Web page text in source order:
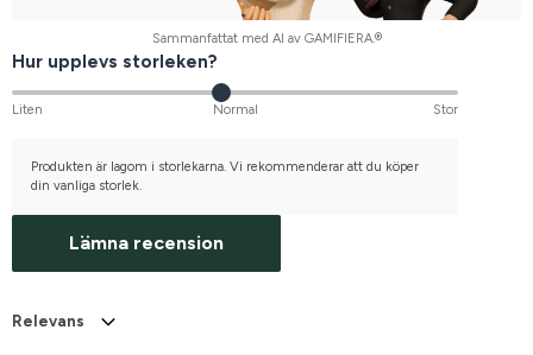
Sammanfattat med AI av GAMIFIERA.®
Hur upplevs storleken?
Liten Normal Stor
Produkten är lagom i storlekarna. Vi rekommenderar att du köper
din vanliga storlek.
Lämna recension
Relevans